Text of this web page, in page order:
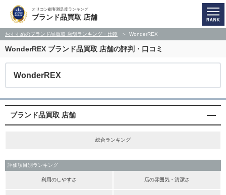
オリコン顧客満足度ランキング
ブランド品買取 店舗
おすすめのブランド品買取 店舗ランキング・比較 WonderREX
WonderREX ブランド品買取 店舗の評判・口コミ
WonderREX
ブランド品買取 店舗
総合ランキング
評価項目別ランキング
利用のしやすさ 店の雰囲気・清潔さ